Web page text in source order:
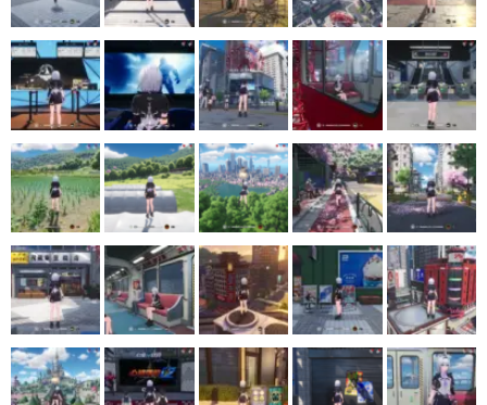
電ファミニコゲーマーとは？
運営：株式会社マレ